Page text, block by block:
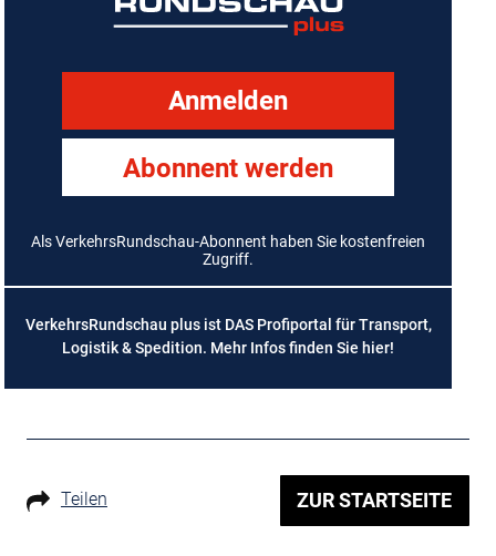
Anmelden
Abonnent werden
Als VerkehrsRundschau-Abonnent haben Sie kostenfreien
Zugriff.
VerkehrsRundschau plus ist DAS Profiportal für Transport,
Logistik & Spedition. Mehr Infos finden Sie hier!
Teilen ZUR STARTSEITE